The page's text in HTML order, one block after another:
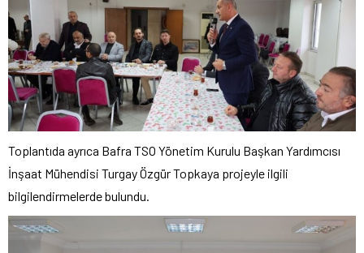
Toplantıda ayrıca Bafra TSO Yönetim Kurulu Başkan Yardımcısı
İnşaat Mühendisi Turgay Özgür Topkaya projeyle ilgili
bilgilendirmelerde bulundu.